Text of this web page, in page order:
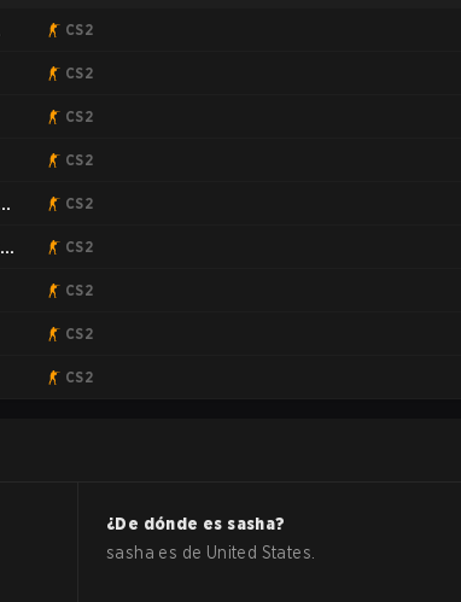
CS2
CS2
CS2
CS2
CS2
CS2
CS2
CS2
CS2
¿De dónde essasha?
sasha es de United States